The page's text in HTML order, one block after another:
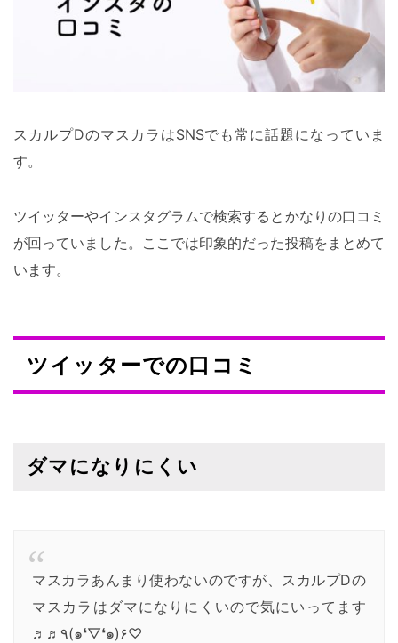
スカルプDのマスカラはSNSでも常に話題になっていま
す。
ツイッターやインスタグラムで検索するとかなりの口コミ
が回っていました。ここでは印象的だった投稿をまとめて
います。
ツイッターでの口コミ
ダマになりにくい
マスカラあんまり使わないのですが、スカルプDの
マスカラはダマになりにくいので気にいってます
♬♬٩(๑❛▽❛๑)۶♡